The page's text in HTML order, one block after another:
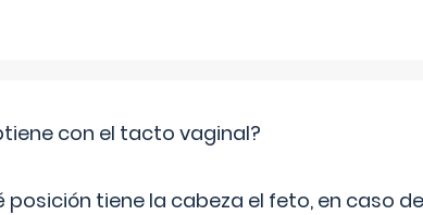
con el tacto vaginal?
posición tiene la cabeza el feto, en caso